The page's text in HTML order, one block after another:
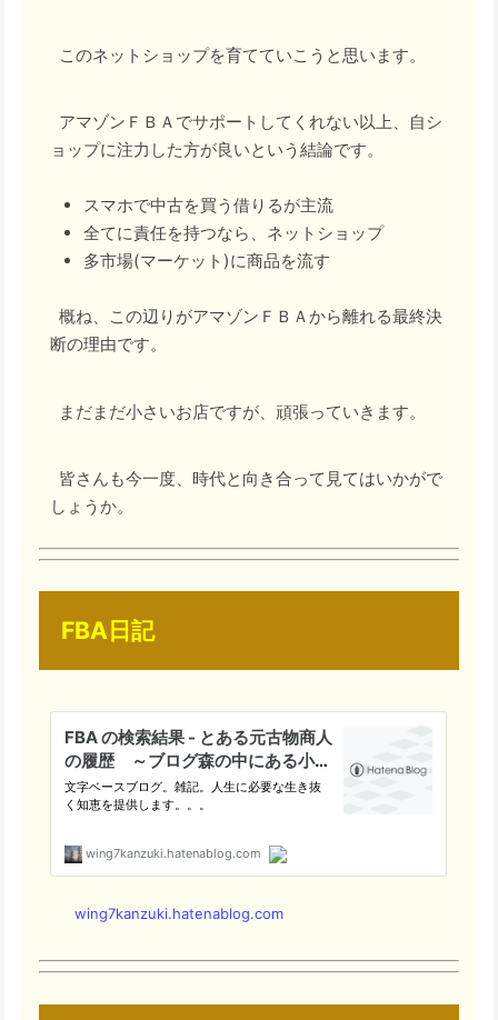
このネットショップを育てていこうと思います。
アマゾンＦＢＡでサポートしてくれない以上、自シ
ョップに注力した方が良いという結論です。
スマホで中古を買う借りるが主流
全てに責任を持つなら、ネットショップ
多市場(マーケット)に商品を流す
概ね、この辺りがアマゾンＦＢＡから離れる最終決
断の理由です。
まだまだ小さいお店ですが、頑張っていきます。
皆さんも今一度、時代と向き合って見てはいかがで
しょうか。
FBA日記
wing7kanzuki.hatenablog.com